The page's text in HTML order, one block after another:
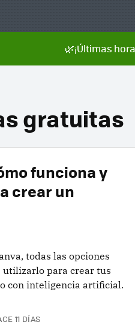
🌿¡Últimas
gratuitas
funciona y
crear un
todas las opciones
utilizarlo para crear tus
con inteligencia artificial.
11 DÍAS